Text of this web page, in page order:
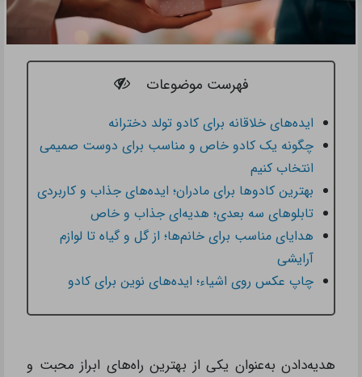
فهرست موضوعات
ایده‌های خلاقانه برای کادو تولد دخترانه
چگونه یک کادو خاص و مناسب برای دوست صمیمی
انتخاب کنیم
بهترین کادوها برای مادران؛ ایده‌های جذاب و کاربردی
تابلوهای سه بعدی؛ هدیه‌ای جذاب و خاص
هدایای مناسب برای خانم‌ها؛ از گل و گیاه تا لوازم
آرایشی
چاپ عکس روی اشیاء؛ ایده‌های نوین برای کادو
هدیه‌‌‌دادن به‌عنوان یکی از بهترین راه‌های ابراز محبت و